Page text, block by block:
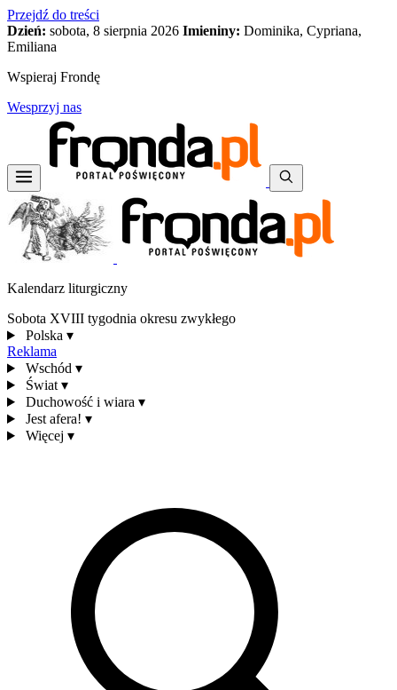
Przejdź do treści
Dzień: sobota, 8 sierpnia 2026 Imieniny: Dominika, Cypriana,
Emiliana
Wspieraj Frondę
Wesprzyj nas
Kalendarz liturgiczny
Sobota XVIII tygodnia okresu zwykłego
Polska ▾
Reklama
Wschód ▾
Świat ▾
Duchowość i wiara ▾
Jest afera! ▾
Więcej ▾